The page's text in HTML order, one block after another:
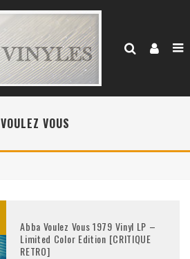
VOULEZ VOUS
Abba Voulez Vous 1979 Vinyl LP –
Limited Color Edition [CRITIQUE
RETRO]